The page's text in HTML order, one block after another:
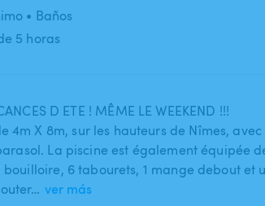
• Baños
5 horas
D ETE ! MÊME LE WEEKEND !!!
4m X 8m​,​ sur les hauteurs de Nîmes​,​
La piscine est également équipée
6 tabourets​,​ 1 mange debout et
ver más